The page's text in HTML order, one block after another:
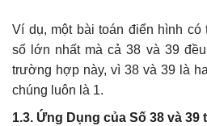
Ví dụ, một bài toán điển hình có
số lớn nhất mà cả 38 và 39
trường hợp này, vì 38 và 39 là
chúng luôn là 1.
1.3. Ứng Dụng của Số 38 và 39